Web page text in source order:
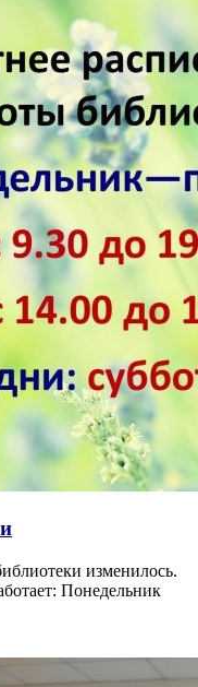
изменилось.
Понедельник